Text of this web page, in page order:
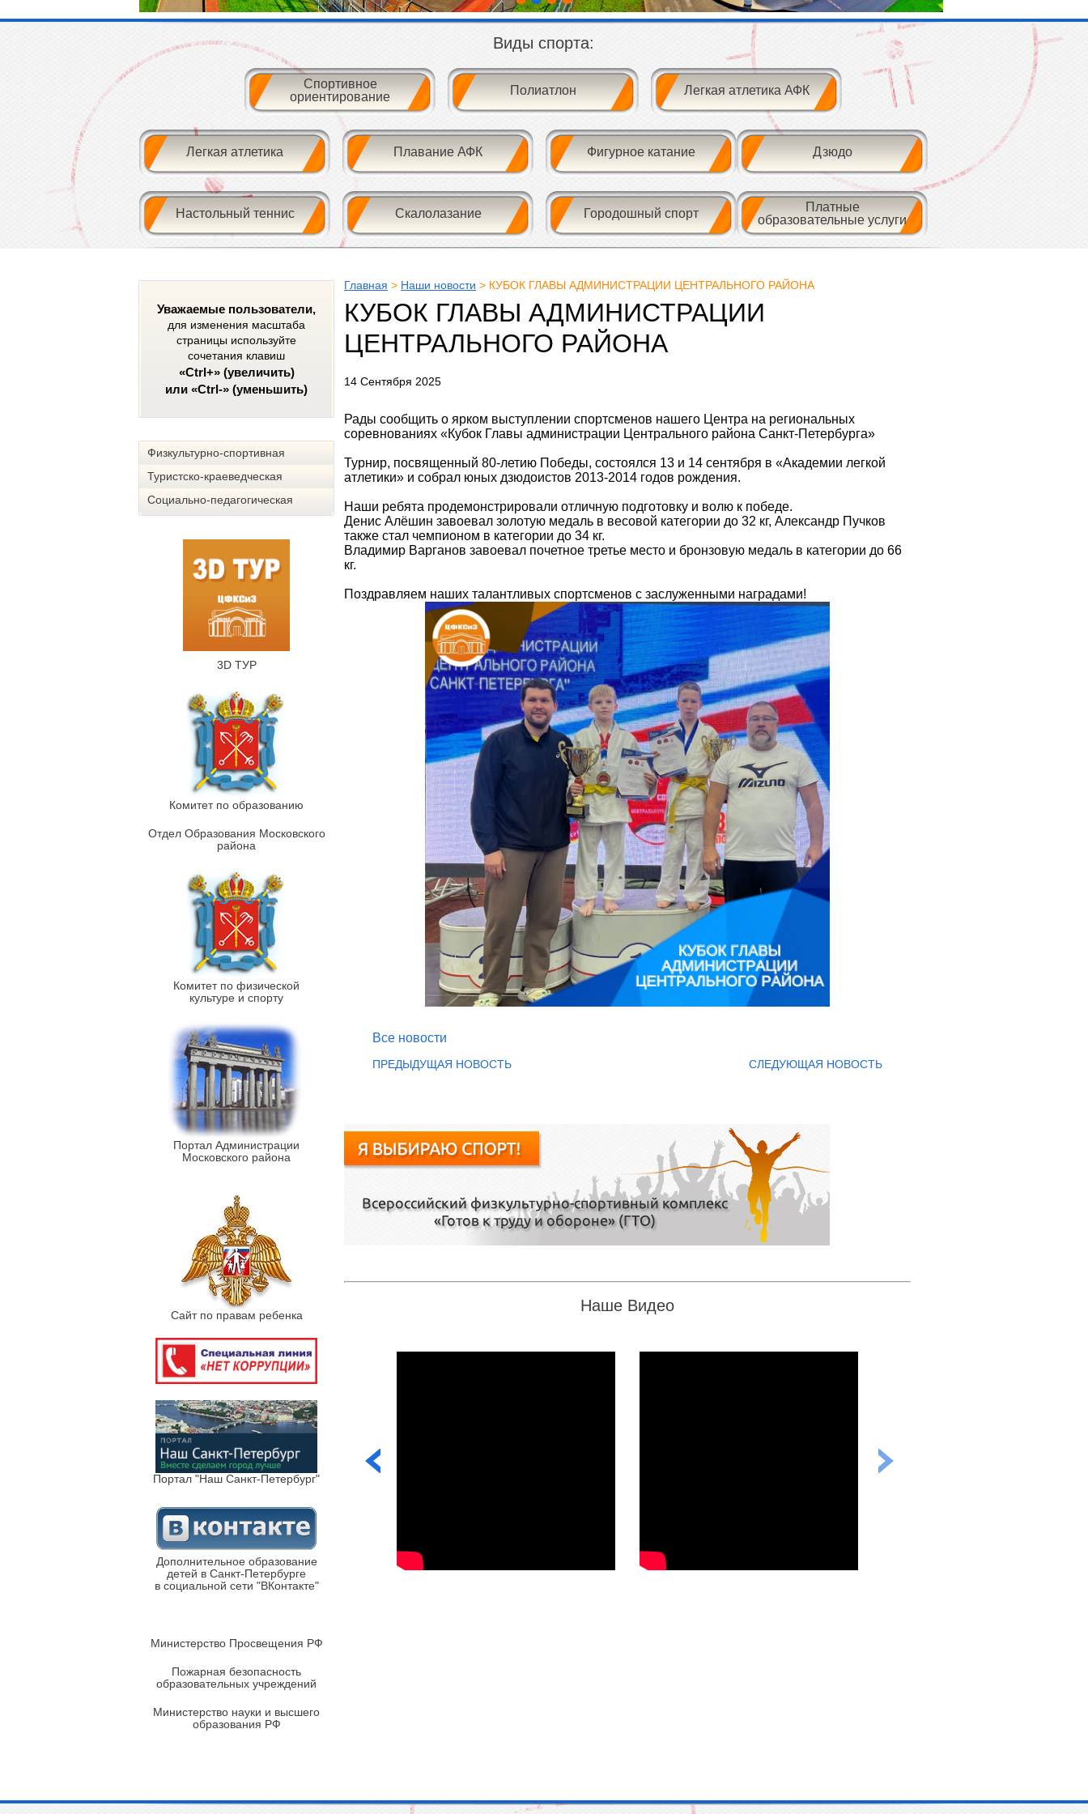
Виды спорта:
Спортивное
ориентирование
Полиатлон Легкая атлетика АФК
Легкая атлетика Плавание АФК Фигурное катание Дзюдо
Настольный теннис Скалолазание Городошный спорт
Платные
образовательные услуги
Уважаемые пользователи,
для изменения масштаба
страницы используйте
сочетания клавиш
«Ctrl+» (увеличить)
или «Ctrl-» (уменьшить)
Физкультурно-спортивная
Туристско-краеведческая
Социально-педагогическая
3D ТУР
Комитет по образованию
Отдел Образования Московского
района
Комитет по физической
культуре и спорту
Портал Администрации
Московского района
Сайт по правам ребенка
Портал "Наш Санкт-Петербург"
Дополнительное образование
детей в Санкт-Петербурге
в социальной сети "ВКонтакте"
Министерство Просвещения РФ
Пожарная безопасность
образовательных учреждений
Министерство науки и высшего
образования РФ
Главная > Наши новости > КУБОК ГЛАВЫ АДМИНИСТРАЦИИ ЦЕНТРАЛЬНОГО РАЙОНА
КУБОК ГЛАВЫ АДМИНИСТРАЦИИ
ЦЕНТРАЛЬНОГО РАЙОНА
14 Сентября 2025
Рады сообщить о ярком выступлении спортсменов нашего Центра на региональных
соревнованиях «Кубок Главы администрации Центрального района Санкт-Петербурга»
Турнир, посвященный 80-летию Победы, состоялся 13 и 14 сентября в «Академии легкой
атлетики» и собрал юных дзюдоистов 2013-2014 годов рождения.
Наши ребята продемонстрировали отличную подготовку и волю к победе.
Денис Алёшин завоевал золотую медаль в весовой категории до 32 кг, Александр Пучков
также стал чемпионом в категории до 34 кг.
Владимир Варганов завоевал почетное третье место и бронзовую медаль в категории до 66
кг.
Поздравляем наших талантливых спортсменов с заслуженными наградами!
Все новости
ПРЕДЫДУЩАЯ НОВОСТЬ СЛЕДУЮЩАЯ НОВОСТЬ
Наше Видео